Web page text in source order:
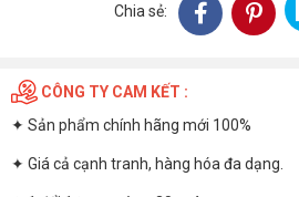
Chia sẻ:
CÔNG TY CAM KẾT :
✦ Sản phẩm chính hãng mới 100%
✦ Giá cả cạnh tranh, hàng hóa đa dạng.